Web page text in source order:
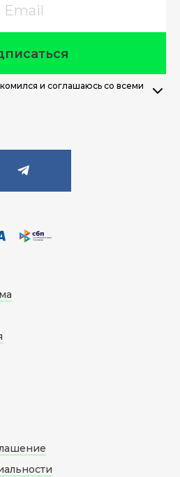
и соглашаюсь со всеми